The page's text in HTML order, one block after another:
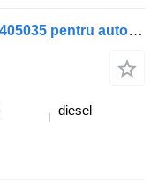
Pompa injectie 2.4 D Syncro 0460405035 pentru automobil Volkswagen TRANSPORTER IV Furgon (70XA)
diesel